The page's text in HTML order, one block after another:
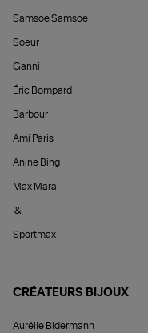
Samsoe Samsoe
Soeur
Ganni
Éric Bompard
Barbour
Ami Paris
Anine Bing
Max Mara
&
Sportmax
CRÉATEURS BIJOUX
Aurélie Bidermann